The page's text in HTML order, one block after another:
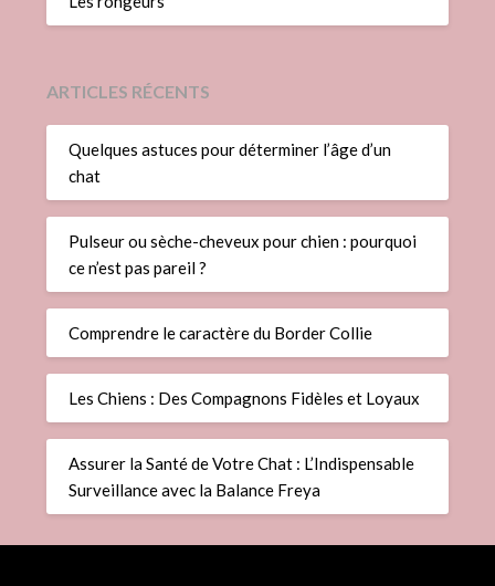
ARTICLES RÉCENTS
Quelques astuces pour déterminer l’âge d’un
chat
Pulseur ou sèche-cheveux pour chien : pourquoi
ce n’est pas pareil ?
Comprendre le caractère du Border Collie
Les Chiens : Des Compagnons Fidèles et Loyaux
Assurer la Santé de Votre Chat : L’Indispensable
Surveillance avec la Balance Freya